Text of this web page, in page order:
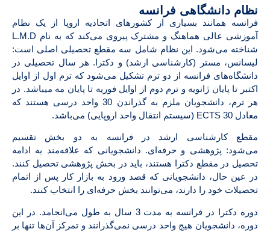
نظام دانشگاهی فرانسه
فرانسه همانند بسیاری از کشورهای اتحادیه اروپا از یک نظام
آموزشی عالی هماهنگ و مشترک پیروی می‌کند که به نام L.M.D
شناخته می‌شود. این نظام شامل سه مقطع تحصیلی اصلی است:
لیسانس، مستر (کارشناسی ارشد) و دکترا. هر سال تحصیلی در
دانشگاه‌های فرانسه از دو ترم تشکیل می‌شود که ترم اول از اوایل
اکتبر تا پایان ژانویه و ترم دوم از اوایل فوریه تا پایان مه میباشد. در
هر ترم، دانشجویان ملزم به گذراندن 30 واحد درسی هستند که
معادل 30 ECTS (سیستم انتقال واحد اروپایی) می‌باشد.
مقطع کارشناسی ارشد در فرانسه به دو بخش تقسیم
می‌شود: پژوهشی و حرفه‌ای. دانشجویانی که علاقه‌مند به ادامه
تحصیل در مقطع دکترا هستند، باید در بخش پژوهشی تحصیل کنند.
در عین حال، دانشجویانی که قصد ورود به بازار کار پس از اتمام
تحصیلات خود را دارند، می‌توانند بخش حرفه‌ای را انتخاب کنند.
دوره دکترا در فرانسه به مدت 3 سال به طول می‌انجامد. در این
دوره، دانشجویان هیچ واحد درسی نمی‌گذرانند و تمرکز آن‌ها تنها بر